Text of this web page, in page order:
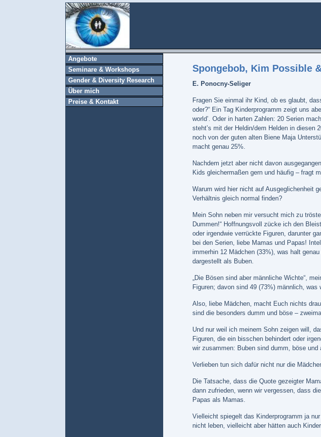
Angebote
Seminare & Workshops
Gender & Diversity Research
Über mich
Preise & Kontakt
Spongebob, Kim Possible
E. Ponocny-Seliger
Fragen Sie einmal ihr Kind, ob es glaubt,
oder?“ Ein Tag Kinderprogramm zeigt uns
world’. Oder in harten Zahlen: 20 Serien
steht’s mit der Heldin/dem Helden in
noch von der guten alten Biene Maja
macht genau 25%.
Nachdem jetzt aber nicht davon
Kids gleichermaßen gern und häufig – fragt
Warum wird hier nicht auf Ausgeglichenheit
Verhältnis gleich normal finden?
Mein Sohn neben mir versucht mich zu
Dummen!“ Hoffnungsvoll zücke ich den
oder irgendwie verrückte Figuren, darunter
bei den Serien, liebe Mamas und Papas!
immerhin 12 Mädchen (33%), was halt
dargestellt als Buben.
„Die Bösen sind aber männliche Wichte“,
Figuren; davon sind 49 (73%) männlich,
Also, liebe Mädchen, macht Euch nichts
sind die besonders dumm und böse –
Und nur weil ich meinem Sohn zeigen will,
Figuren, die ein bisschen behindert oder
wir zusammen: Buben sind dumm, böse und
Verlieben tun sich dafür nicht nur die
Die Tatsache, dass die Quote gezeigter
dann zufrieden, wenn wir vergessen, dass
Papas als Mamas.
Vielleicht spiegelt das Kinderprogramm ja
nicht leben, vielleicht aber hätten auch